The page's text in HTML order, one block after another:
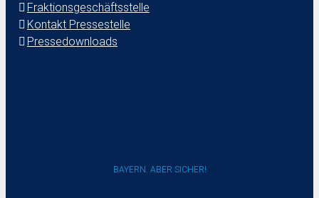
Fraktionsgeschäftsstelle
Kontakt Pressestelle
Pressedownloads
BAYERN. ABER SICHER!